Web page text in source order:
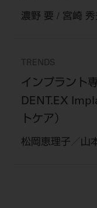
濃野 要 / 宮崎
TRENDS
インプラント
DENT.EX
トケア）
松岡恵理子／